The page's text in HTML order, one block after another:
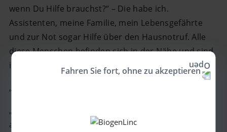
Fahren Sie fort, ohne zu akzeptieren
wenn Du Hilfe brauchst?“ – Die habe ich.
Assistenten, meine Familie, mein Lebensgefährte
und zur Not sogar Hilfe über den Hausnotruf. Alle
diese Menschen befinden sich in der Nähe und sind
in kürzester Zeit da, wenn ich sie benachrichtige.
„Bist Du nicht einsam?“ – Das ist ja gerade das Tolle!
„Warum dürfen wir nicht vorbeikommen oder
anrufen?“ – Jeder darf von Montag bis Samstag